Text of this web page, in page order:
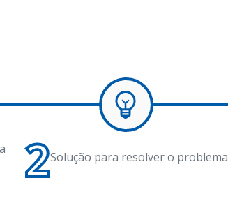
2Solução para resolver o problema